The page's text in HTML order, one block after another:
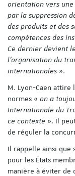
orientation vers
par la suppression
des produits et des
compétences des
Ce dernier devient
l’organisation du
internationales ».
M. Lyon-Caen attire
normes « on a
Internationale du
ce contexte ». Il
de réguler la
Il rappelle ainsi que
pour les États
manière à éviter de